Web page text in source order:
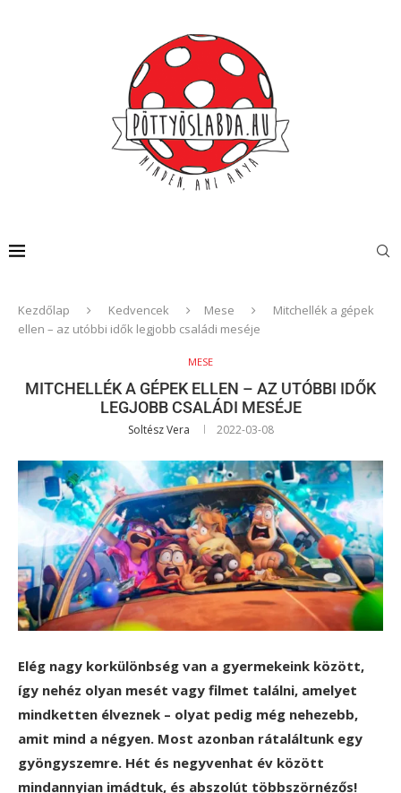
Kezdőlap Kedvencek Mese
Mitchellék a gépek
ellen – az utóbbi idők legjobb családi meséje
MESE
MITCHELLÉK A GÉPEK ELLEN – AZ UTÓBBI IDŐK
LEGJOBB CSALÁDI MESÉJE
Soltész Vera 2022-03-08
Elég nagy korkülönbség van a gyermekeink között,
így nehéz olyan mesét vagy filmet találni, amelyet
mindketten élveznek – olyat pedig még nehezebb,
amit mind a négyen. Most azonban rátaláltunk egy
gyöngyszemre. Hét és negyvenhat év között
mindannyian imádtuk, és abszolút többszörnézős!